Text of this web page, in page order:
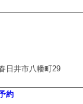
日井市八幡町29